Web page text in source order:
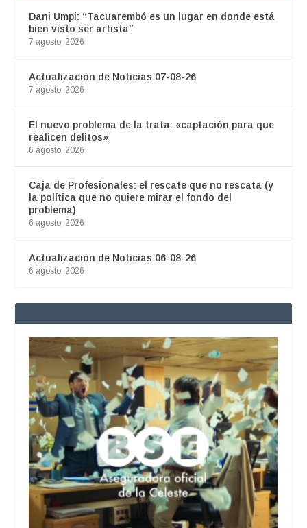
Dani Umpi: “Tacuarembó es un lugar en donde está
bien visto ser artista”
7 agosto, 2026
Actualización de Noticias 07-08-26
7 agosto, 2026
El nuevo problema de la trata: «captación para que
realicen delitos»
6 agosto, 2026
Caja de Profesionales: el rescate que no rescata (y
la política que no quiere mirar el fondo del
problema)
6 agosto, 2026
Actualización de Noticias 06-08-26
6 agosto, 2026